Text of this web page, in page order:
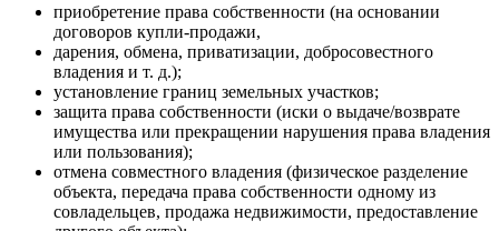
приобретение права собственности (на основании
договоров купли-продажи,
дарения, обмена, приватизации, добросовестного
владения и т. д.);
установление границ земельных участков;
защита права собственности (иски о выдаче/возврате
имущества или прекращении нарушения права владения
или пользования);
отмена совместного владения (физическое разделение
объекта, передача права собственности одному из
совладельцев, продажа недвижимости, предоставление